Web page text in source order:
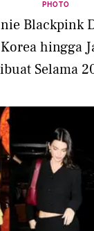
PHOTO
Blackpink
hingga
Selama